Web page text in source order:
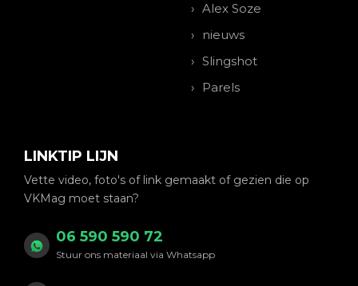
Alex Soze
nieuws
Slingshot
Parels
LINKTIP LIJN
Vette video, foto's of link gemaakt of gezien die op
VKMag moet staan?
06 590 590 72
Stuur ons materiaal via Whatsapp